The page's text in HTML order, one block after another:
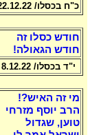
כ"ח בכסלו/ 22.12.22
חודש כסלו זה
חודש הגאולה!
י"ד בכסלו/ 8.12.22
מי זה האיש?!
הרב יוסף מזרחי
טוען, שגדול